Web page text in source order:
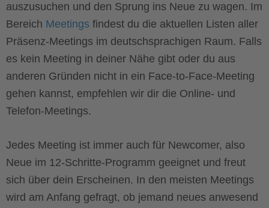
auszusuchen und den Sprung ins Neue zu wagen. Im
Bereich Meetings findest du die aktuellen Listen aller
Präsenz-Meetings im deutschsprachigen Raum. Falls
es kein Meeting in deiner Nähe gibt oder du aus
anderen Gründen nicht in ein Face-to-Face-Meeting
gehen kannst, empfehlen wir dir die Online- und
Telefon-Meetings.
Jedes Meeting ist immer auch für Newcomer, also
Neue im 12-Schritte-Programm geeignet und freut
sich über dein Erscheinen. In den meisten Meetings
wird am Anfang gefragt, ob jemand neues anwesend